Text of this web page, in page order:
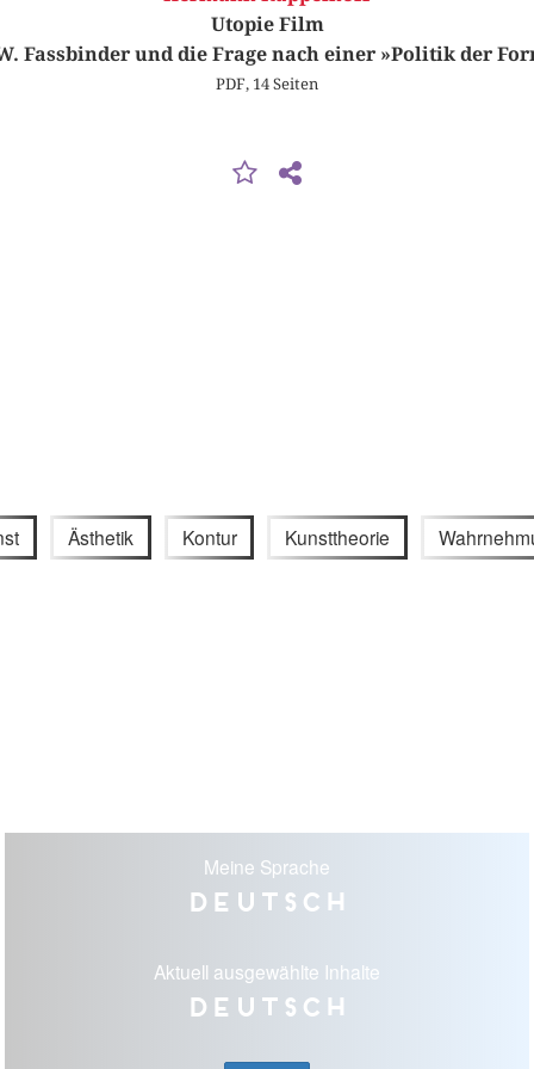
Utopie Film
Fassbinder und die Frage nach einer »Politik der
PDF, 14 Seiten
Ästhetik Kontur Kunsttheorie
Meine Sprache
Deutsch
Aktuell ausgewählte Inhalte
Deutsch